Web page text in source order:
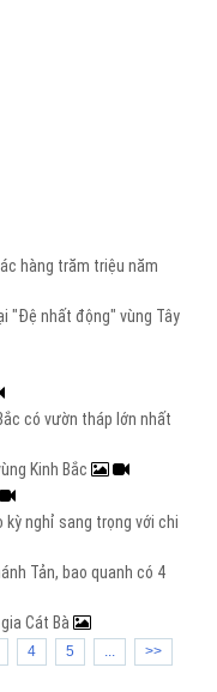
hàng trăm triệu năm
"Đệ nhất động" vùng Tây
có vườn tháp lớn nhất
Kinh Bắc
nghỉ sang trọng với chi
Tản, bao quanh có 4
Cát Bà
4 5 ... >>